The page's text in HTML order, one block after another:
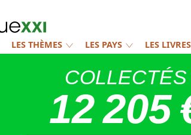
LES THÈMES LES PAYS LES LIVRES
COLLECTÉS
12 205